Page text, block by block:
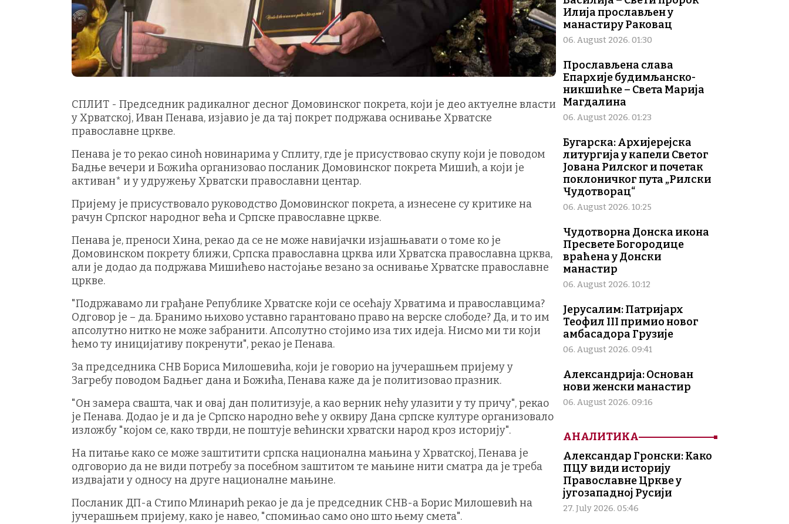
СПЛИТ - Председник радикалног десног Домовинског покрета, који је део актуелне власти
у Хрватској, Иван Пенава, изјавио је да тај покрет подржава оснивање Хрватске
православне цркве.
Пенава је то рекао синоћ новинарима у Сплиту, где је присуствовао скупу који је поводом
Бадње вечери и Божића организовао посланик Домовинског покрета Мишић, а који је
активан* и у удружењу Хрватски православни центар.
Пријему је присуствовало руководство Домовинског покрета, а изнесене су критике на
рачун Српског народног већа и Српске православне цркве.
Пенава је, преноси Хина, рекао да се не може навијачки изјашњавати о томе ко је
Домовинском покрету ближи, Српска православна црква или Хрватска православна црква,
али је додао да подржава Мишићево настојање везано за оснивање Хрватске православне
цркве.
"Подржавамо ли грађане Републике Хрватске који се осећају Хрватима и православцима?
Одговор је – да. Бранимо њихово уставно гарантовано право на верске слободе? Да, и то им
апсолутно нитко не може забранити. Апсолутно стојимо иза тих идеја. Нисмо ми ти који
ћемо ту иницијативу покренути", рекао је Пенава.
За председника СНВ Бориса Милошевића, који је говорио на јучерашњем пријему у
Загребу поводом Бадњег дана и Божића, Пенава каже да је политизовао празник.
"Он замера свашта, чак и овај дан политизује, а као верник нећу улазити у ту причу", рекао
је Пенава. Додао је и да је Српско народно веће у оквиру Дана српске културе организовало
изложбу "којом се, како тврди, не поштује већински хрватски народ кроз историју".
На питање како се може заштитити српска национална мањина у Хрватској, Пенава је
одговорио да не види потребу за посебном заштитом те мањине нити сматра да је треба
издвајати у односу на друге националне мањине.
Посланик ДП-а Стипо Млинарић рекао је да је председник СНВ-а Борис Милошевић на
јучерашњем пријему, како је навео, "спомињао само оно што њему смета".
Илија прослављен у
манастиру Раковац
06. August 2026. 01:30
Прослављена слава
Епархије будимљанско-
никшићке – Света Марија
Магдалина
06. August 2026. 01:23
Бугарска: Архијерејска
литургија у капели Светог
Јована Рилског и почетак
поклоничког пута „Рилски
Чудотворац“
06. August 2026. 10:25
Чудотворна Донска икона
Пресвете Богородице
враћена у Донски
манастир
06. August 2026. 10:12
Јерусалим: Патријарх
Теофил III примио новог
амбасадора Грузије
06. August 2026. 09:41
Александрија: Основан
нови женски манастир
06. August 2026. 09:16
АНАЛИТИКА
Александар Гронски: Како
ПЦУ види историју
Православне Цркве у
југозападној Русији
27. July 2026. 05:46